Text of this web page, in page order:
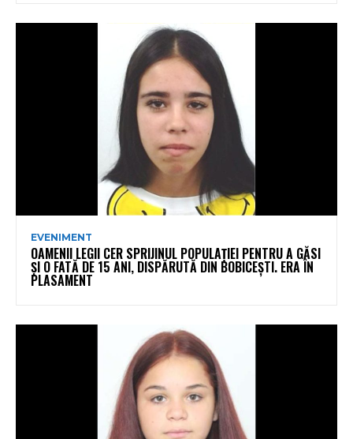
EVENIMENT
OAMENII LEGII CER SPRIJINUL POPULAȚIEI PENTRU A GĂSI
ȘI O FATĂ DE 15 ANI, DISPĂRUTĂ DIN BOBICEȘTI. ERA ÎN
PLASAMENT